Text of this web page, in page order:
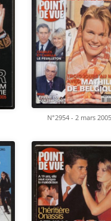
N°2954 - 2 mars 2005